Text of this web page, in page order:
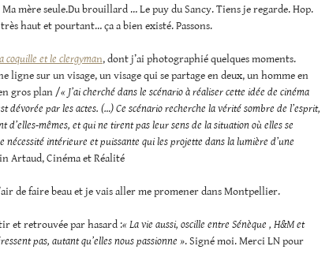
mère seule.Du brouillard … Le puy du Sancy. Tiens je regarde. Hop.
haut et pourtant… ça a bien existé. Passons.
coquille et le clergyman, dont j’ai photographié quelques moments.
ligne sur un visage, un visage qui se partage en deux, un homme en
gros plan /« J’ai cherché dans le scénario à réaliser cette idée de cinéma
dévorée par les actes. (…) Ce scénario recherche la vérité sombre de l’esprit,
d’elles-mêmes, et qui ne tirent pas leur sens de la situation où elles se
nécessité intérieure et puissante qui les projette dans la lumière d’une
Artaud, Cinéma et Réalité
de faire beau et je vais aller me promener dans Montpellier.
et retrouvée par hasard :« La vie aussi, oscille entre Sénèque , H&M et
pas, autant qu’elles nous passionne ». Signé moi. Merci LN pour